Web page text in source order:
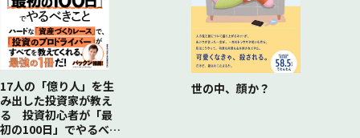
17人の「億り人」を生
み出した投資家が教え
る 投資初心者が「最
初の100日」でやるべき
世の中、顔か？